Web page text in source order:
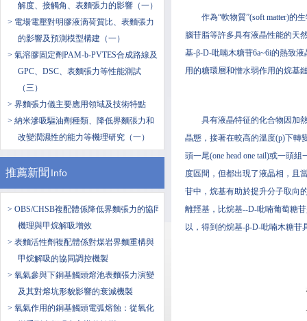
解度、接觸角、表麵張力的影響（一）
> 電場電壓對明膠液滴荷質比、表麵張力
的影響及預測模型構建（一）
> 氣溶膠固定劑PAM-b-PVTES合成路線及
GPC、DSC、表麵張力等性能測試
（三）
> 界麵張力儀主要應用領域及技術特點
> 納米滲吸驅油劑種類、降低界麵張力和
改變潤濕性的能力等機理研究（一）
推薦新聞 Info
> OBS/CHSB複配體係降低界麵張力的協同
機理與甲烷解吸增效
> 表麵活性劑複配體係對煤岩界麵重構與
甲烷解吸的協同調控機製
> 氧氣參與下銅基觸頭熔池表麵張力演變
及其對熔坑形貌影響的衰減機製
> 氧氣作用的銅基觸頭電弧熔蝕：從氧化
作為“軟物質”(soft matter)的
腦苷脂等許多具有液晶性能的天
基-β-D-吡喃木糖苷6a~6i的熱致
用的糖環層和憎水弱作用的烷基
具有液晶特征的化合物因加
晶態，接著在較高的溫度(p)下轉
頭一尾(one head one tail)或一頭
度區間，但都出現了液晶相，且
苷中，烷基有助於提升分子取向
離羥基，比烷基--D-吡喃葡萄糖
以，得到的烷基-β-D-吡喃木糖